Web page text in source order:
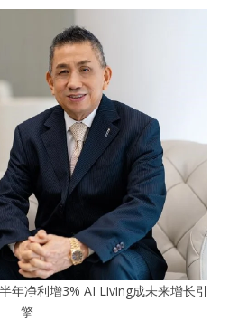
年净利增3% AI Living成未来增长引
擎